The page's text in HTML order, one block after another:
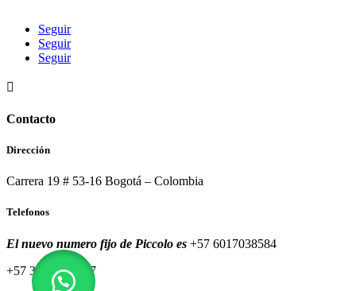
Seguir
Seguir
Seguir

Contacto
Dirección
Carrera 19 # 53-16 Bogotá – Colombia
Telefonos
El nuevo numero fijo de Piccolo es +57 6017038584
+57 320 8591557